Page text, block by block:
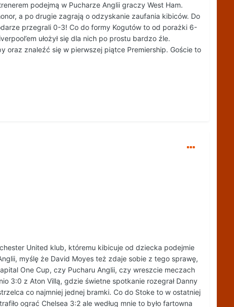
podejmą w Pucharze Anglii graczy West Ham.
a po drugie zagrają o odzyskanie zaufania kibiców. Do
przegrali 0-3! Co do formy Kogutów to od porażki 6-
ułożył się dla nich po prostu bardzo źle.
oraz znaleźć się w pierwszej piątce Premiership. Goście to
United klub, któremu kibicuje od dziecka podejmie
myślę że David Moyes też zdaje sobie z tego sprawę,
One Cup, czy Pucharu Anglii, czy wreszcie meczach
3:0 z Aton Villą, gdzie świetne spotkanie rozegrał Danny
co najmniej jednej bramki. Co do Stoke to w ostatniej
ograć Chelsea 3:2 ale według mnie to było fartowna